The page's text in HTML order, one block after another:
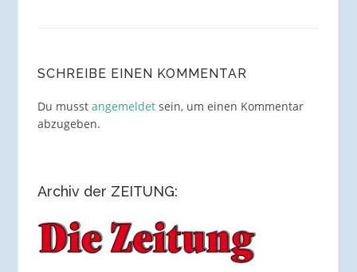
SCHREIBE EINEN KOMMENTAR
Du musst angemeldetsein, um einen Kommentar
abzugeben.
Archiv der ZEITUNG: